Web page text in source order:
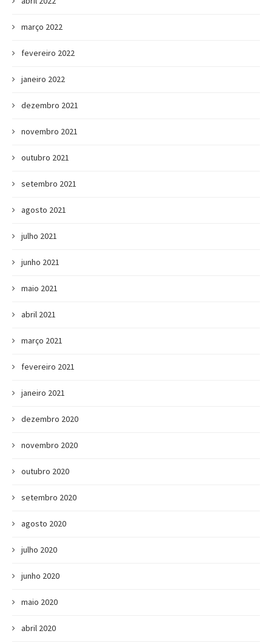
março 2022
fevereiro 2022
janeiro 2022
dezembro 2021
novembro 2021
outubro 2021
setembro 2021
agosto 2021
julho 2021
junho 2021
maio 2021
abril 2021
março 2021
fevereiro 2021
janeiro 2021
dezembro 2020
novembro 2020
outubro 2020
setembro 2020
agosto 2020
julho 2020
junho 2020
maio 2020
abril 2020